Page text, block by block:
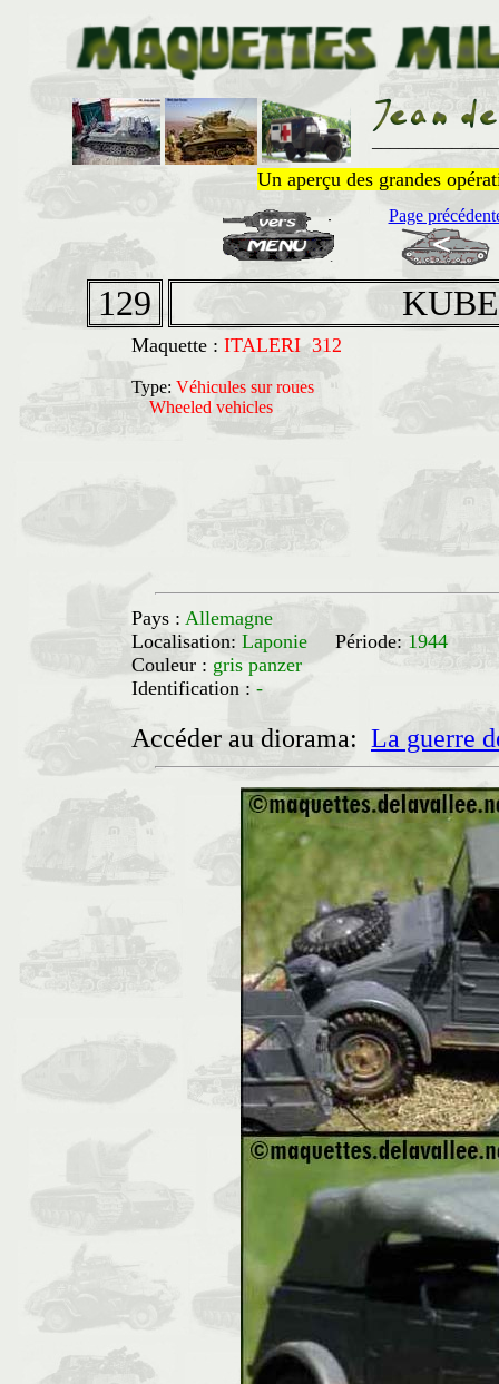
Un aperçu des grandes
Page
129
Maquette : ITALERI 312
Type: Véhicules sur roues
Wheeled vehicles
Pays : Allemagne
Localisation: Laponie Période: 1944
Couleur : gris panzer
Identification : -
Accéder au diorama: La guerre